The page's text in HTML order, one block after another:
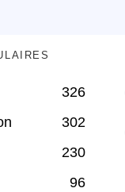
326
302
230
96